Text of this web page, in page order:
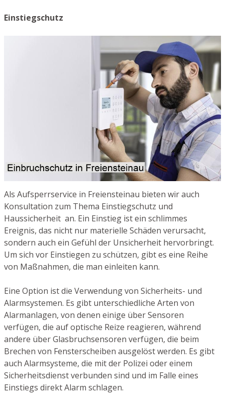
Einstiegschutz
Als Aufsperrservice in Freiensteinau bieten wir auch
Konsultation zum Thema Einstiegschutz und
Haussicherheit an. Ein Einstieg ist ein schlimmes
Ereignis, das nicht nur materielle Schäden verursacht,
sondern auch ein Gefühl der Unsicherheit hervorbringt.
Um sich vor Einstiegen zu schützen, gibt es eine Reihe
von Maßnahmen, die man einleiten kann.
Eine Option ist die Verwendung von Sicherheits- und
Alarmsystemen. Es gibt unterschiedliche Arten von
Alarmanlagen, von denen einige über Sensoren
verfügen, die auf optische Reize reagieren, während
andere über Glasbruchsensoren verfügen, die beim
Brechen von Fensterscheiben ausgelöst werden. Es gibt
auch Alarmsysteme, die mit der Polizei oder einem
Sicherheitsdienst verbunden sind und im Falle eines
Einstiegs direkt Alarm schlagen.